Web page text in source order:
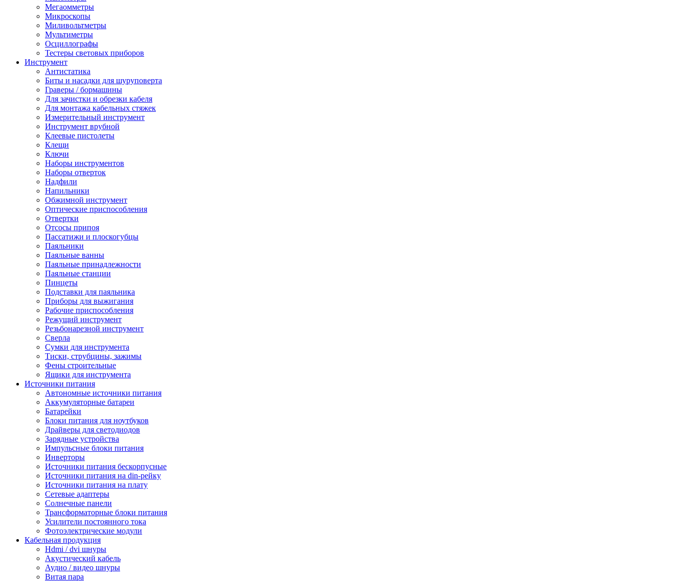
Мегаомметры
Микроскопы
Миливольтметры
Мультиметры
Осциллографы
Тестеры световых приборов
Инструмент
Антистатика
Биты и насадки для шуруповерта
Граверы / бормашины
Для зачистки и обрезки кабеля
Для монтажа кабельных стяжек
Измерительный инструмент
Инструмент врубной
Клеевые пистолеты
Клещи
Ключи
Наборы инструментов
Наборы отверток
Надфили
Напильники
Обжимной инструмент
Оптические приспособления
Отвертки
Отсосы припоя
Пассатижи и плоскогубцы
Паяльники
Паяльные ванны
Паяльные принадлежности
Паяльные станции
Пинцеты
Подставки для паяльника
Приборы для выжигания
Рабочие приспособления
Режущий инструмент
Резьбонарезной инструмент
Сверла
Сумки для инструмента
Тиски, струбцины, зажимы
Фены строительные
Ящики для инструмента
Источники питания
Автономные источники питания
Аккумуляторные батареи
Батарейки
Блоки питания для ноутбуков
Драйверы для светодиодов
Зарядные устройства
Импульсные блоки питания
Инверторы
Источники питания бескорпусные
Источники питания на din-рейку
Источники питания на плату
Сетевые адаптеры
Солнечные панели
Трансформаторные блоки питания
Усилители постоянного тока
Фотоэлектрические модули
Кабельная продукция
Hdmi / dvi шнуры
Акустический кабель
Аудио / видео шнуры
Витая пара